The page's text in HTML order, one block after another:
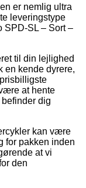
er nemlig ultra
leveringstype
SPD-SL – Sort –
til din lejlighed
en kende dyrere,
at hente
dig
kan være
for pakken inden
at vi
den